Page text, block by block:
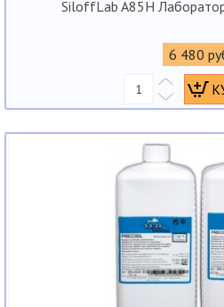
SiloffLab A85H
6 480